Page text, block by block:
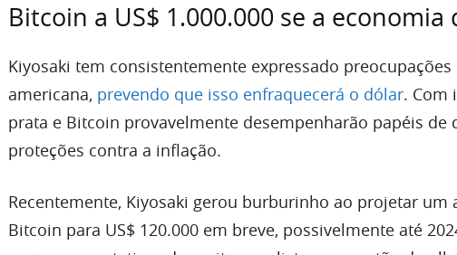
Bitcoin a US$ 1.000.000 se a
Kiyosaki tem consistentemente expressado
americana, prevendo que isso enfraquecerá o dólar. Com
prata e Bitcoin provavelmente desempenharão papéis de
proteções contra a inflação.
Recentemente, Kiyosaki gerou burburinho ao projetar um
Bitcoin para US$ 120.000 em breve, possivelmente até